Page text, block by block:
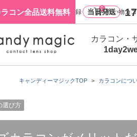
ラコン全品送料無料 当日発送 17
キャンディーマジックTOP カラコンにつ
選び方
ログイン・新規会員登録
0
買い物カゴ
カラコン・
1day